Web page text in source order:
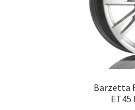
Barzetta
ET45